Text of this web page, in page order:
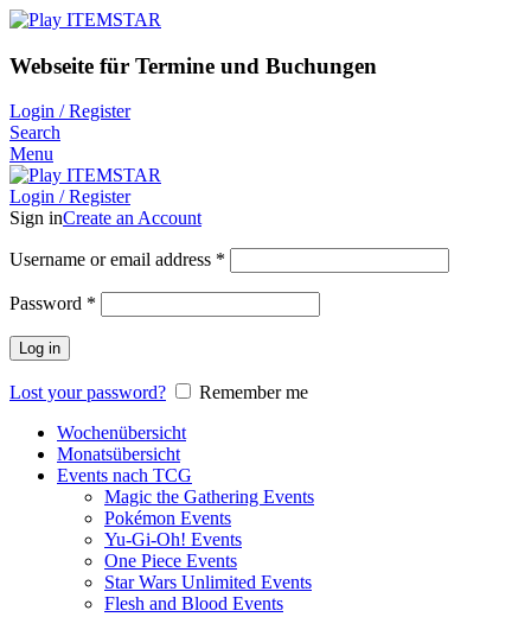
Webseite für Termine und Buchungen
Login / Register
Search
Menu
Login / Register
Sign inCreate an Account
Username or email address *
Password *
Log in
Lost your password?
Remember me
Wochenübersicht
Monatsübersicht
Events nach TCG
Magic the Gathering Events
Pokémon Events
Yu-Gi-Oh! Events
One Piece Events
Star Wars Unlimited Events
Flesh and Blood Events